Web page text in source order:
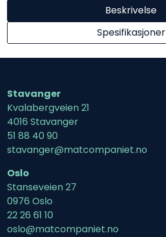
Beskrivelse
Spesifikasjoner
Stavanger
Kvalabergveien 21
4016 Stavanger
51 88 40 90
stavanger@matcompaniet.no
Oslo
Stanseveien 27
0976 Oslo
22 26 61 10
oslo@matcompaniet.no